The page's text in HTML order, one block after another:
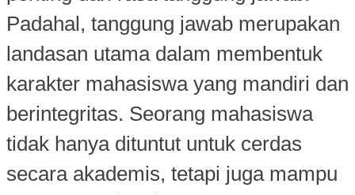
Padahal, tanggung jawab merupakan
landasan utama dalam membentuk
karakter mahasiswa yang mandiri dan
berintegritas. Seorang mahasiswa
tidak hanya dituntut untuk cerdas
secara akademis, tetapi juga mampu